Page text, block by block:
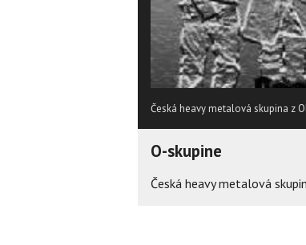
Česká heavy metalová skupina z
O-skupine
Česká heavy metalová